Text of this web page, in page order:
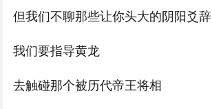
但我们不聊那些让你头大的阴阳爻辞
我们要指导黄龙
去触碰那个被历代帝王将相